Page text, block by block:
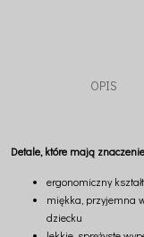
OPIS
Detale, które mają znaczenie
ergonomiczny
miękka, przyjemna
dziecku